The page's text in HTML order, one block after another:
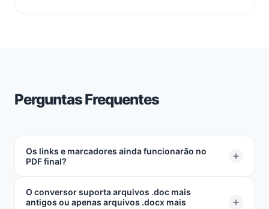
Perguntas Frequentes
Os links e marcadores ainda funcionarão no
PDF final?
Sim! Quaisquer links de sites, o seu índice e links para
O conversor suporta arquivos .doc mais
antigos ou apenas arquivos .docx mais